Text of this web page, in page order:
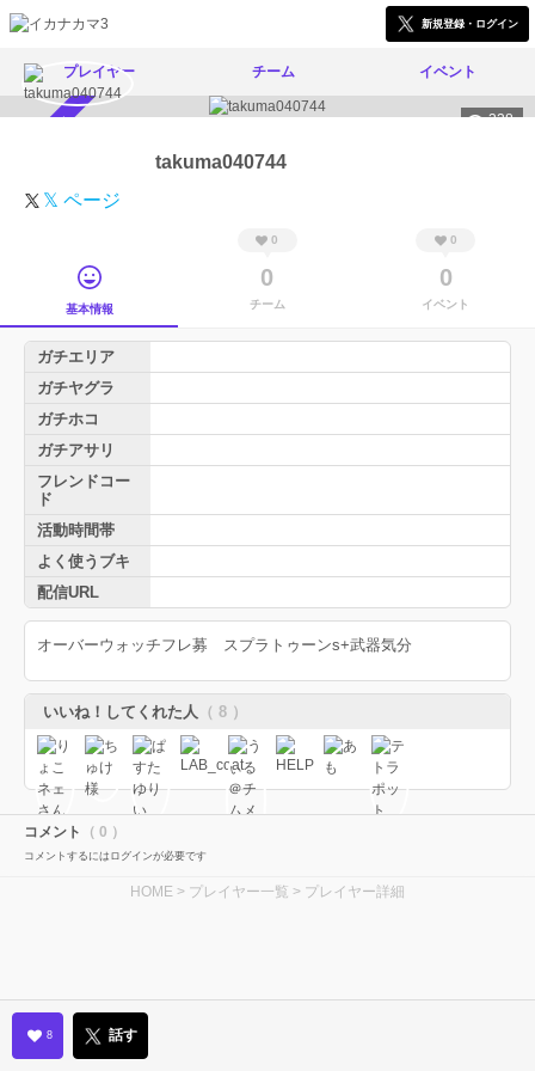
新規登録・ログイン
プレイヤー チーム イベント
338
takuma040744
𝕏 ページ
基本情報
0
0
チーム
0
0
イベント
ガチエリア
ガチヤグラ
ガチホコ
ガチアサリ
フレンドコー
ド
活動時間帯
よく使うブキ
配信URL
オーバーウォッチフレ募 スプラトゥーンs+武器気分
いいね！してくれた人 （ 8 ）
コメント （ 0 ）
コメントするにはログインが必要です
HOME > プレイヤー一覧 > プレイヤー詳細
8 話す